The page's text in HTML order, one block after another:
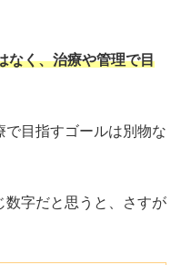
なく、治療や管理で目
目指すゴールは別物な
数字だと思うと、さすが